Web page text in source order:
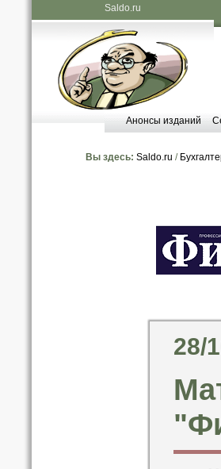
Saldo.ru
Анонсы изданий
Вы здесь: Saldo.ru /
28/